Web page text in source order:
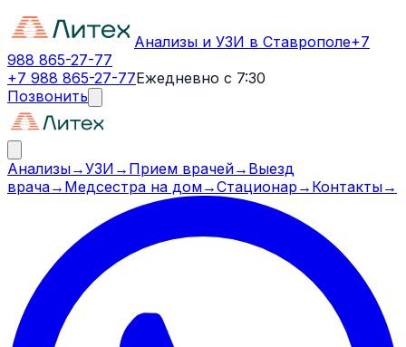
Анализы и УЗИ в Ставрополе+7
988 865-27-77
+7 988 865-27-77Ежедневно с 7:30
Позвонить
Анализы→УЗИ → Прием врачей→ Выезд
врача→ Медсестра на дом→Стационар → Контакты→